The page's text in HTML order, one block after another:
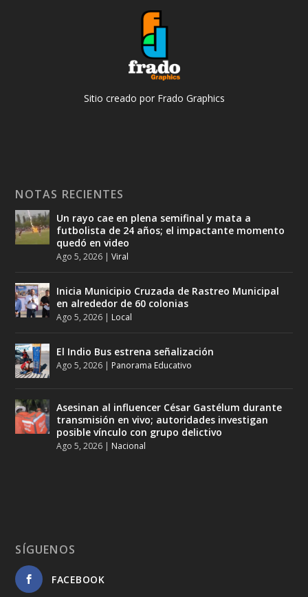
Sitio creado por Frado Graphics
NOTAS RECIENTES
Un rayo cae en plena semifinal y mata a
futbolista de 24 años; el impactante momento
quedó en video
Ago 5, 2026 |Viral
Inicia Municipio Cruzada de Rastreo Municipal
en alrededor de 60 colonias
Ago 5, 2026 | Local
El Indio Bus estrena señalización
Ago 5, 2026 | Panorama Educativo
Asesinan al influencer César Gastélum durante
transmisión en vivo; autoridades investigan
posible vínculo con grupo delictivo
Ago 5, 2026 | Nacional
SÍGUENOS
FACEBOOK